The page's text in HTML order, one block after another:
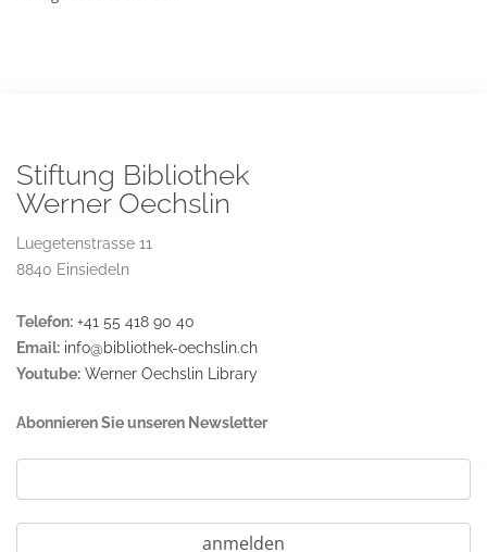
Stiftung Bibliothek
Werner Oechslin
Luegetenstrasse 11
8840 Einsiedeln
Telefon: +41 55 418 90 40
Email: info@bibliothek-oechslin.ch
Youtube: Werner Oechslin Library
Abonnieren Sie unseren Newsletter